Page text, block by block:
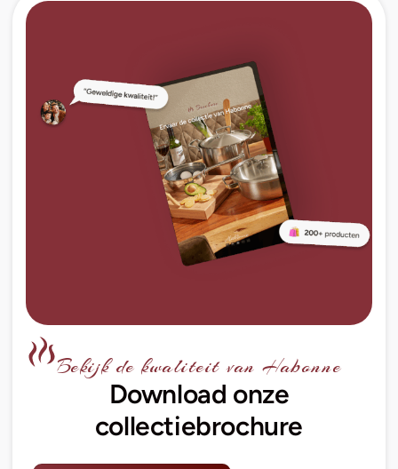
Bekijk de kwaliteit van Habonne
Download onze
collectiebrochure